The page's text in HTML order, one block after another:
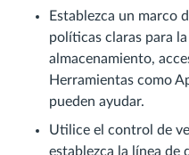
Establezca un marco
políticas claras para
almacenamiento,
Herramientas como
pueden ayudar.
Utilice el control de
establezca la línea de